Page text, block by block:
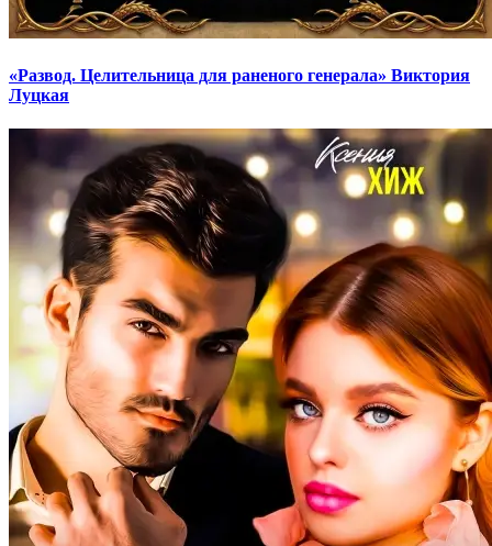
«Развод. Целительница для раненого генерала» Виктория
Луцкая